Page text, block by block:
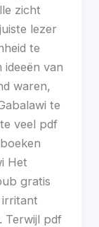
zicht
lezer
te
ideeën van
waren,
te
veel pdf
Het
gratis
irritant
Terwijl pdf